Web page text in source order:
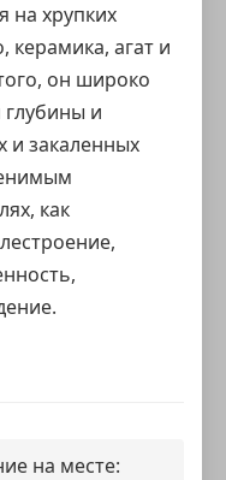
на хрупких
керамика, агат и
он широко
и
и закаленных
как
на месте: